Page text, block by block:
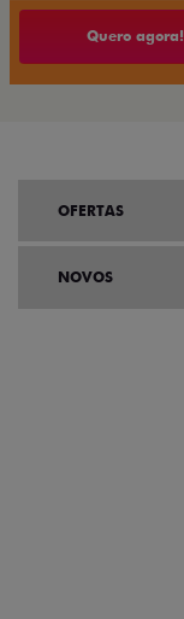
Quero agora!
OFERTAS
NOVOS